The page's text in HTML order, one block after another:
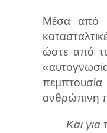
Μέσα από
ώστε από
ανθρώπινη
Και για